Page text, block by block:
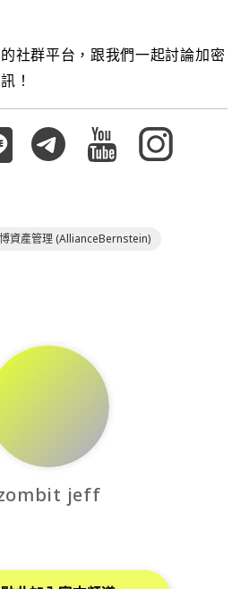
社群平台，跟我們一起討論加密
！
資產管理 (AllianceBernstein)
jeff